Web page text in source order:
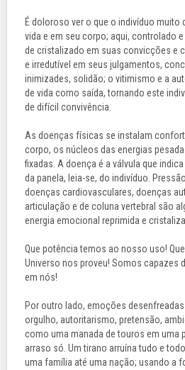
É doloroso ver o que o indivíduo
vida e em seu corpo; aqui, controlado
de cristalizado em suas convicções e
e irredutível em seus julgamentos,
inimizades, solidão; o vitimismo e a
de vida como saída, tornando este
de difícil convivência.
As doenças físicas se instalam
corpo, os núcleos das energias
fixadas. A doença é a válvula que
da panela, leia-se, do indivíduo.
doenças cardiovasculares, doenças
articulação e de coluna vertebral são
energia emocional reprimida e
Que potência temos ao nosso uso!
Universo nos proveu! Somos capazes
em nós!
Por outro lado, emoções
orgulho, autoritarismo, pretensão,
como uma manada de touros em uma
arraso só. Um tirano arruína tudo e
uma família até uma nação; usando a